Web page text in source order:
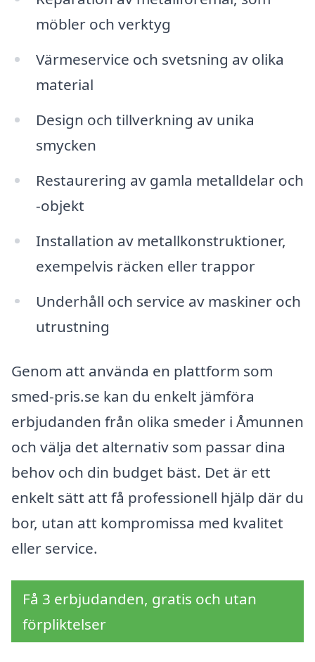
möbler och verktyg
Värmeservice och svetsning av olika
material
Design och tillverkning av unika
smycken
Restaurering av gamla metalldelar och
-objekt
Installation av metallkonstruktioner,
exempelvis räcken eller trappor
Underhåll och service av maskiner och
utrustning
Genom att använda en plattform som
smed-pris.se kan du enkelt jämföra
erbjudanden från olika smeder i Åmunnen
och välja det alternativ som passar dina
behov och din budget bäst. Det är ett
enkelt sätt att få professionell hjälp där du
bor, utan att kompromissa med kvalitet
eller service.
Få 3 erbjudanden, gratis och utan
förpliktelser